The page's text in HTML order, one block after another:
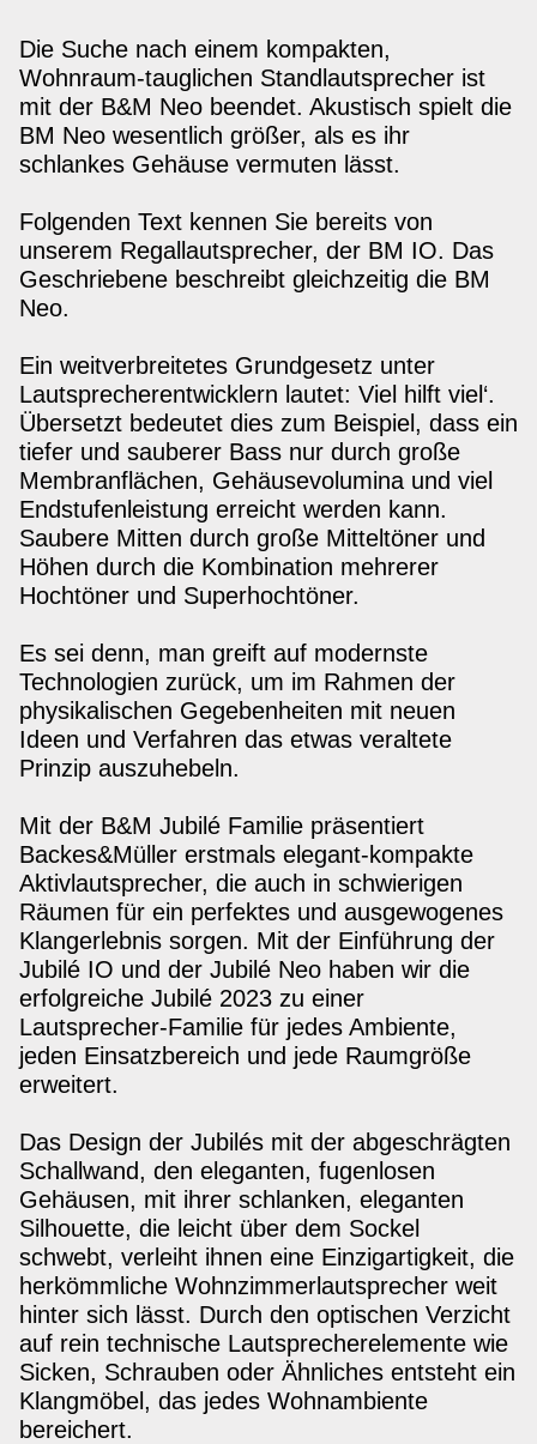
Die Suche nach einem kompakten,
Wohnraum-tauglichen Standlautsprecher ist
mit der B&M Neo beendet. Akustisch spielt die
BM Neo wesentlich größer, als es ihr
schlankes Gehäuse vermuten lässt.
Folgenden Text kennen Sie bereits von
unserem Regallautsprecher, der BM IO. Das
Geschriebene beschreibt gleichzeitig die BM
Neo.
Ein weitverbreitetes Grundgesetz unter
Lautsprecherentwicklern lautet: Viel hilft viel‘.
Übersetzt bedeutet dies zum Beispiel, dass ein
tiefer und sauberer Bass nur durch große
Membranflächen, Gehäusevolumina und viel
Endstufenleistung erreicht werden kann.
Saubere Mitten durch große Mitteltöner und
Höhen durch die Kombination mehrerer
Hochtöner und Superhochtöner.
Es sei denn, man greift auf modernste
Technologien zurück, um im Rahmen der
physikalischen Gegebenheiten mit neuen
Ideen und Verfahren das etwas veraltete
Prinzip auszuhebeln.
Mit der B&M Jubilé Familie präsentiert
Backes&Müller erstmals elegant-kompakte
Aktivlautsprecher, die auch in schwierigen
Räumen für ein perfektes und ausgewogenes
Klangerlebnis sorgen. Mit der Einführung der
Jubilé IO und der Jubilé Neo haben wir die
erfolgreiche Jubilé 2023 zu einer
Lautsprecher-Familie für jedes Ambiente,
jeden Einsatzbereich und jede Raumgröße
erweitert.
Das Design der Jubilés mit der abgeschrägten
Schallwand, den eleganten, fugenlosen
Gehäusen, mit ihrer schlanken, eleganten
Silhouette, die leicht über dem Sockel
schwebt, verleiht ihnen eine Einzigartigkeit, die
herkömmliche Wohnzimmerlautsprecher weit
hinter sich lässt. Durch den optischen Verzicht
auf rein technische Lautsprecherelemente wie
Sicken, Schrauben oder Ähnliches entsteht ein
Klangmöbel, das jedes Wohnambiente
bereichert.